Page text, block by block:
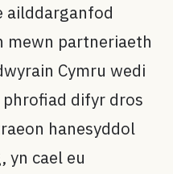
ailddarganfod
mewn partneriaeth
Cymru wedi
difyr dros
hanesyddol
yn cael eu